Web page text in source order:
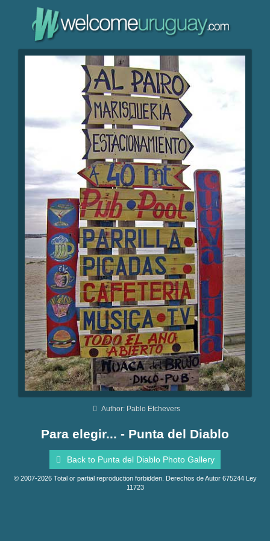
Author: Pablo Etchevers
Para elegir... - Punta del Diablo
Back to Punta del Diablo Photo Gallery
© 2007-2026 Total or partial reproduction forbidden. Derechos de Autor 675244 Ley
11723